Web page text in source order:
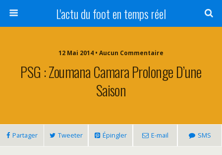
L'actu du foot en temps réel
12 Mai 2014 • Aucun Commentaire
PSG : Zoumana Camara Prolonge D’une
Saison
Partager Tweeter Épingler E-mail SMS